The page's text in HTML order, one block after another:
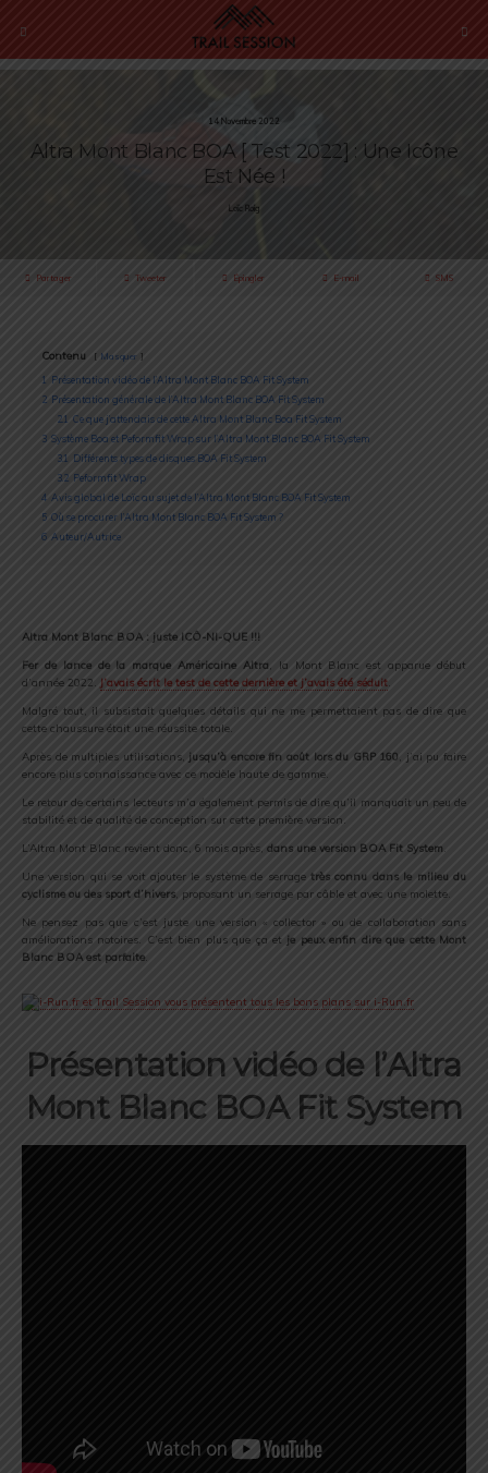
14 Novembre 2022
Altra Mont Blanc BOA [ Test 2022] : Une Icône
Est Née !
Loïc Roig
Partager Tweeter Épingler E-mail SMS
Contenu Masquer
1
Présentation vidéo de l’Altra Mont Blanc BOA Fit System
2 Présentation générale de l’Altra Mont Blanc BOA Fit System
2.1 Ce que j’attendais de cette Altra Mont Blanc Boa Fit System
3 Système Boa et Peformfit Wrap sur l’Altra Mont Blanc BOA Fit System
3.1
Différents types de disques BOA Fit System
3.2 Peformfit Wrap
4 Avis global de Loïc au sujet de l’Altra Mont Blanc BOA Fit System
5 Où se procurer l’Altra Mont Blanc BOA Fit System ?
6 Auteur/Autrice
Altra Mont Blanc BOA : juste ICÔ-NI-QUE !!!
Fer de lance de la marque Américaine Altra, la Mont Blanc est apparue début
d’année 2022. J’avais écrit le test de cette dernière et j’avais été séduit.
Malgré tout, il subsistait quelques détails qui ne me permettaient pas de dire que
cette chaussure était une réussite totale.
Après de multiples utilisations, jusqu’à encore fin août lors du GRP 160, j’ai pu faire
encore plus connaissance avec ce modèle haute de gamme.
Le retour de certains lecteurs m’a également permis de dire qu’il manquait un peu de
stabilité et de qualité de conception sur cette première version.
L’Altra Mont Blanc revient donc, 6 mois après, dans une version BOA Fit System
Une version qui se voit ajouter le système de serrage très connu dans le milieu du
cyclisme ou des sport d’hivers, proposant un serrage par câble et avec une molette.
Ne pensez pas que c’est juste une version « collector » ou de collaboration sans
améliorations notoires. C’est bien plus que ça et je peux enfin dire que cette Mont
Blanc BOA est parfaite.
Présentation vidéo de l’Altra
Mont Blanc BOA Fit System